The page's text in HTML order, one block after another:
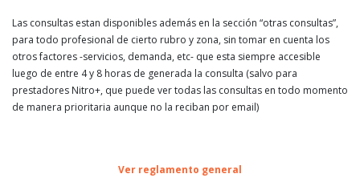
Las consultas estan disponibles además en la sección “otras consultas”,
para todo profesional de cierto rubro y zona, sin tomar en cuenta los
otros factores -servicios, demanda, etc- que esta siempre accesible
luego de entre 4 y 8 horas de generada la consulta (salvo para
prestadores Nitro+, que puede ver todas las consultas en todo momento
de manera prioritaria aunque no la reciban por email)
Ver reglamento general